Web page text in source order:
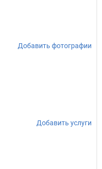
Добавить фотографии
Добавить услуги